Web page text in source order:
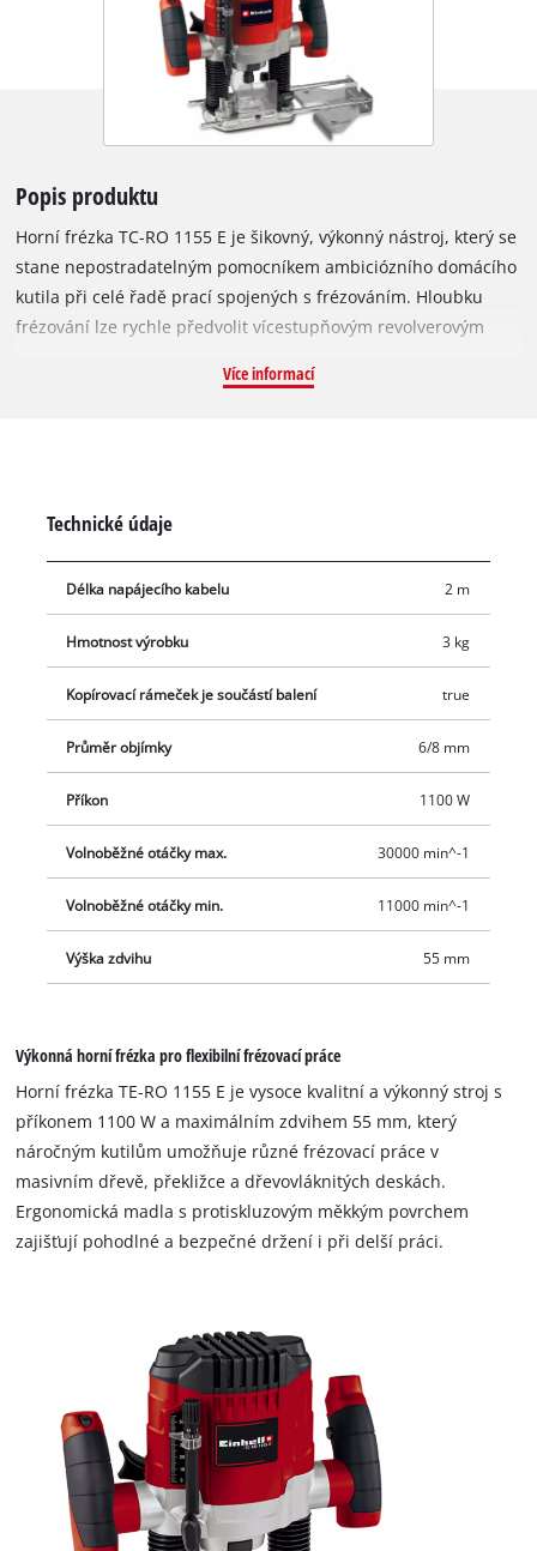
Popis produktu
Horní frézka TC-RO 1155 E je šikovný, výkonný nástroj, který se
stane nepostradatelným pomocníkem ambiciózního domácího
kutila při celé řadě prací spojených s frézováním. Hloubku
frézování lze rychle předvolit vícestupňovým revolverovým
Dodatečnou ochranu zajišťuje kryt proti třískám. Díky
umožňuje použití nástrojů s průměrem stopky od 6 mm nebo
8 mm. Odsávání prachu přes adaptér zajišťuje pořádek a
čistotu. Rozsáhlé příslušenství horní frézky TC-RO 1155 E
pouzdro a odpovídající nářadí pro výměnu frézy.
Více informací
Technické údaje
Délka napájecího kabelu 2 m
Hmotnost výrobku 3 kg
Kopírovací rámeček je součástí balení true
Průměr objímky 6/8 mm
Příkon 1100 W
Volnoběžné otáčky max. 30000 min^-1
Volnoběžné otáčky min. 11000 min^-1
Výška zdvihu 55 mm
Výkonná horní frézka pro flexibilní frézovací práce
Horní frézka TE-RO 1155 E je vysoce kvalitní a výkonný stroj s
příkonem 1100 W a maximálním zdvihem 55 mm, který
náročným kutilům umožňuje různé frézovací práce v
masivním dřevě, překližce a dřevovláknitých deskách.
Ergonomická madla s protiskluzovým měkkým povrchem
zajišťují pohodlné a bezpečné držení i při delší práci.